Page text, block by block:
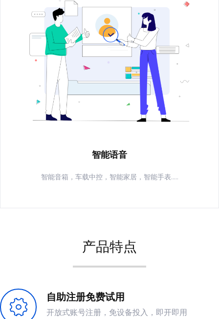
智能语音
智能音箱，车载中控，智能家居，智能手表.....
产品特点
自助注册免费试用
开放式账号注册，免设备投入，即开即用